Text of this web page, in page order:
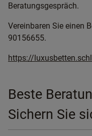
Beratungsgespräch.
Vereinbaren Sie einen
90156655.
https://
Beste
Sichern Sie